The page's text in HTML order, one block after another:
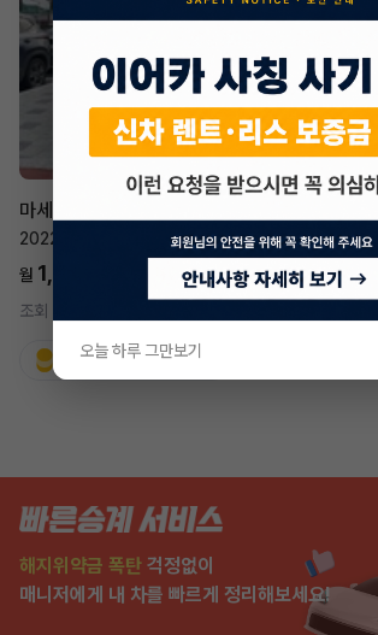
승계 매니저
한태현
마세라티 르반떼
2022년
2.0 Hybrid GT
월 1,697,700 24개월
조회 728
지원금31,860,000원
해지위약금 폭탄 걱정없이
매니저에게 내 차를 빠르게 정리해보세요!
오늘 하루 그만보기